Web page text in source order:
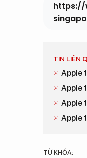
https://
TIN LIÊN
Apple
Apple
Apple
Apple
TỪ KHÓA: